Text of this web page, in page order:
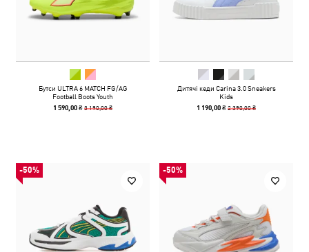
Бутси ULTRA 6 MATCH FG/AG
Football Boots Youth
1 590,00 ₴3 190,00 ₴
Дитячі кеди Carina 3.0 Sneakers
Kids
1 190,00 ₴2 390,00 ₴
-50% -50%